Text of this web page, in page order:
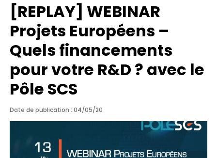
[REPLAY] WEBINAR
Projets Européens –
Quels financements
pour votre R&D ? avec le
Pôle SCS
Date de publication : 04/05/20